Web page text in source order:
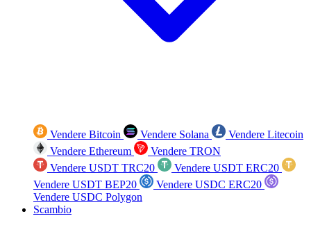
Vendere Bitcoin Vendere Solana
Vendere Litecoin
Vendere Ethereum
Vendere TRON
Vendere USDT TRC20
Vendere USDT ERC20
Vendere USDT BEP20
Vendere USDC ERC20
Vendere USDC Polygon
Scambio